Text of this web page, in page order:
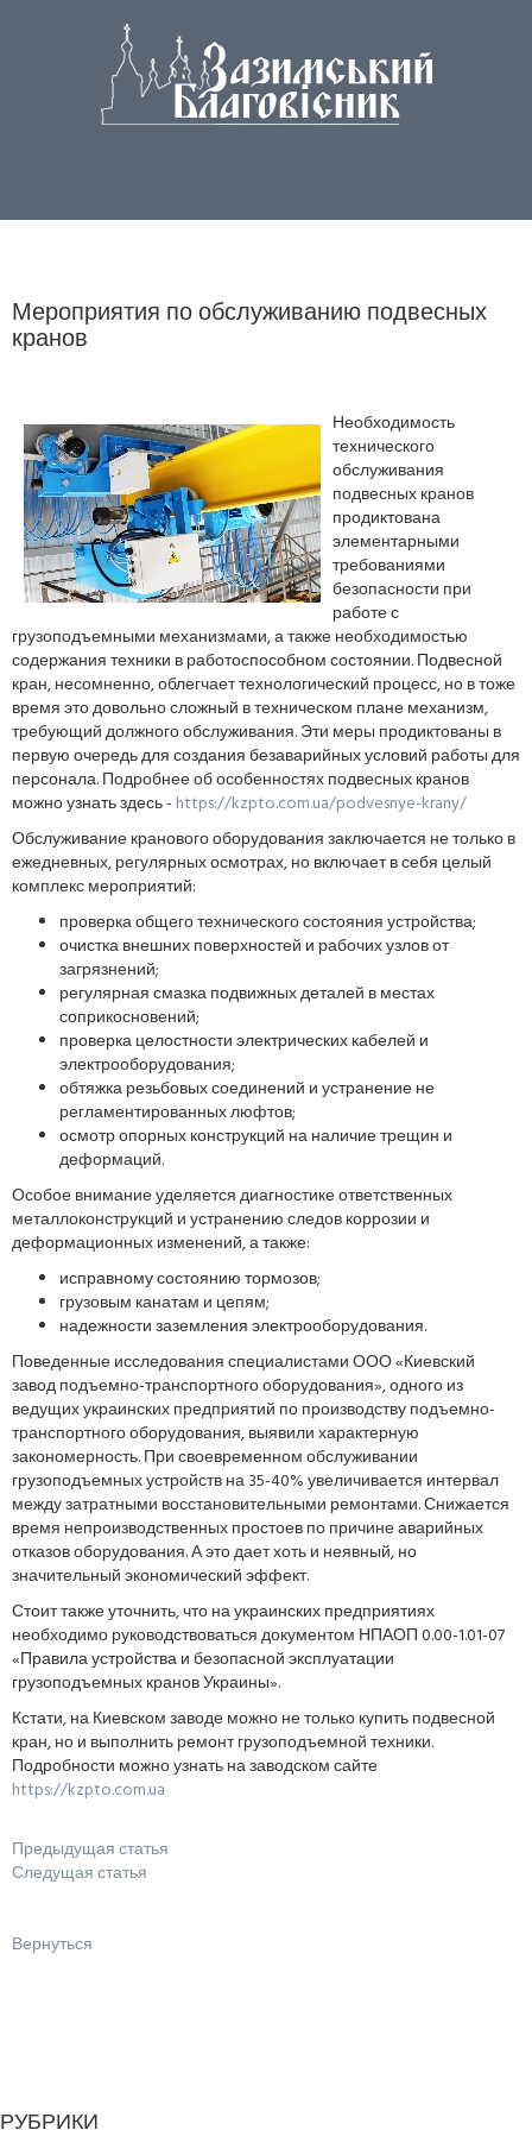
Мероприятия по обслуживанию подвесных
кранов
Необходимость
технического
обслуживания
подвесных кранов
продиктована
элементарными
требованиями
безопасности при
работе с
грузоподъемными механизмами, а также необходимостью
содержания техники в работоспособном состоянии. Подвесной
кран, несомненно, облегчает технологический процесс, но в тоже
время это довольно сложный в техническом плане механизм,
требующий должного обслуживания. Эти меры продиктованы в
первую очередь для создания безаварийных условий работы для
персонала. Подробнее об особенностях подвесных кранов
можно узнать здесь - https://kzpto.com.ua/podvesnye-krany/
Обслуживание кранового оборудования заключается не только в
ежедневных, регулярных осмотрах, но включает в себя целый
комплекс мероприятий:
проверка общего технического состояния устройства;
очистка внешних поверхностей и рабочих узлов от
загрязнений;
регулярная смазка подвижных деталей в местах
соприкосновений;
проверка целостности электрических кабелей и
электрооборудования;
обтяжка резьбовых соединений и устранение не
регламентированных люфтов;
осмотр опорных конструкций на наличие трещин и
деформаций.
Особое внимание уделяется диагностике ответственных
металлоконструкций и устранению следов коррозии и
деформационных изменений, а также:
исправному состоянию тормозов;
грузовым канатам и цепям;
надежности заземления электрооборудования.
Поведенные исследования специалистами ООО «Киевский
завод подъемно-транспортного оборудования», одного из
ведущих украинских предприятий по производству подъемно-
транспортного оборудования, выявили характерную
закономерность. При своевременном обслуживании
грузоподъемных устройств на 35-40% увеличивается интервал
между затратными восстановительными ремонтами. Снижается
время непроизводственных простоев по причине аварийных
отказов оборудования. А это дает хоть и неявный, но
значительный экономический эффект.
Стоит также уточнить, что на украинских предприятиях
необходимо руководствоваться документом НПАОП 0.00-1.01-07
«Правила устройства и безопасной эксплуатации
грузоподъемных кранов Украины».
Кстати, на Киевском заводе можно не только купить подвесной
кран, но и выполнить ремонт грузоподъемной техники.
Подробности можно узнать на заводском сайте
https://kzpto.com.ua
Предыдущая статья
Следущая статья
Вернуться